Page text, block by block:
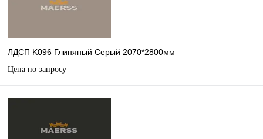
ЛДСП K096 Глиняный Серый 2070*2800мм
Цена по запросу